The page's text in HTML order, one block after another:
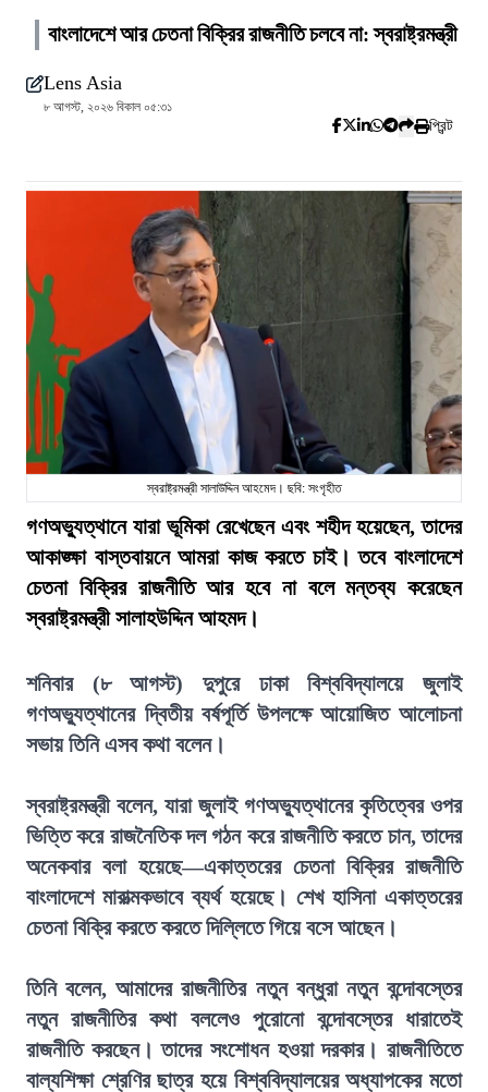
বাংলাদেশে আর চেতনা বিক্রির রাজনীতি চলবে না: স্বরাষ্ট্রমন্ত্রী
Lens Asia
৮ আগস্ট, ২০২৬ বিকাল ০৫:৩১
প্রিন্ট
স্বরাষ্ট্রমন্ত্রী সালাউদ্দিন আহমেদ। ছবি: সংগৃহীত
গণঅভ্যুত্থানে যারা ভূমিকা রেখেছেন এবং শহীদ হয়েছেন, তাদের
আকাঙ্ক্ষা বাস্তবায়নে আমরা কাজ করতে চাই। তবে বাংলাদেশে
চেতনা বিক্রির রাজনীতি আর হবে না বলে মন্তব্য করেছেন
স্বরাষ্ট্রমন্ত্রী সালাহউদ্দিন আহমদ।
শনিবার (৮ আগস্ট) দুপুরে ঢাকা বিশ্ববিদ্যালয়ে জুলাই
গণঅভ্যুত্থানের দ্বিতীয় বর্ষপূর্তি উপলক্ষে আয়োজিত আলোচনা
সভায় তিনি এসব কথা বলেন।
স্বরাষ্ট্রমন্ত্রী বলেন, যারা জুলাই গণঅভ্যুত্থানের কৃতিত্বের ওপর
ভিত্তি করে রাজনৈতিক দল গঠন করে রাজনীতি করতে চান, তাদের
অনেকবার বলা হয়েছে—একাত্তরের চেতনা বিক্রির রাজনীতি
বাংলাদেশে মারাত্মকভাবে ব্যর্থ হয়েছে। শেখ হাসিনা একাত্তরের
চেতনা বিক্রি করতে করতে দিল্লিতে গিয়ে বসে আছেন।
তিনি বলেন, আমাদের রাজনীতির নতুন বন্ধুরা নতুন বন্দোবস্তের
নতুন রাজনীতির কথা বললেও পুরোনো বন্দোবস্তের ধারাতেই
রাজনীতি করছেন। তাদের সংশোধন হওয়া দরকার। রাজনীতিতে
বাল্যশিক্ষা শ্রেণির ছাত্র হয়ে বিশ্ববিদ্যালয়ের অধ্যাপকের মতো